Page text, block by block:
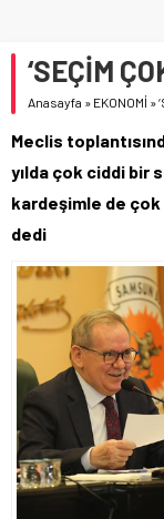
‘SEÇİM
Anasayfa » EKONOMİ »
Meclis
yılda çok ciddi bir
kardeşimle de
dedi